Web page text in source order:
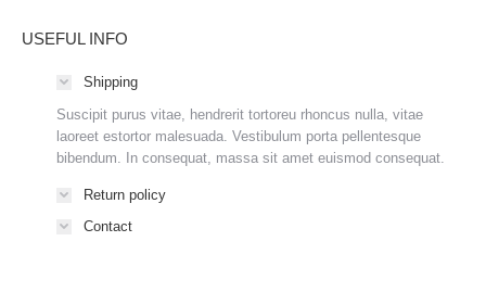
USEFUL INFO
Shipping
Suscipit purus vitae, hendrerit tortoreu rhoncus nulla, vitae
laoreet estortor malesuada. Vestibulum porta pellentesque
bibendum. In consequat, massa sit amet euismod consequat.
Return policy
Contact